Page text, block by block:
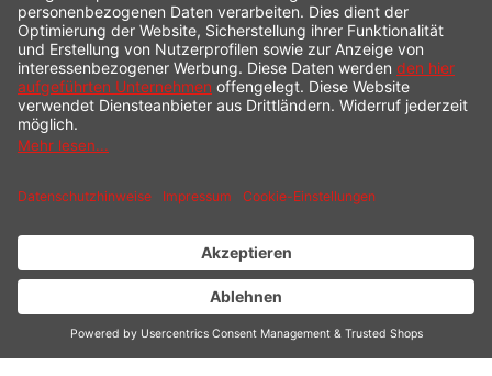
INFORMATION
SHOP SERVICE